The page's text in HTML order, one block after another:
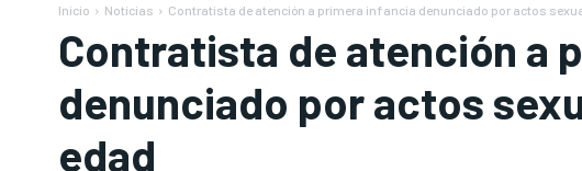
Inicio Noticias Contratista de atención a primera infancia denunciado por actos
Contratista de atención a
denunciado por actos
edad